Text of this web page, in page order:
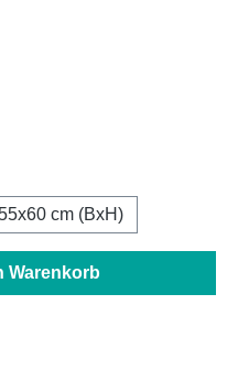
cm (BxH)
Wert ein
Warenkorb